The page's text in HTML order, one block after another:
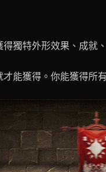
獨特外形效果、成就
能獲得。你能獲得所